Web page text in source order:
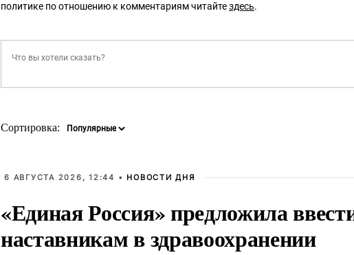
политике по отношению к комментариям читайтездесь.
Сортировка:
6 АВГУСТА 2026, 12:44 • НОВОСТИ ДНЯ
«Единая Россия» предложила
наставникам в здравоохранении